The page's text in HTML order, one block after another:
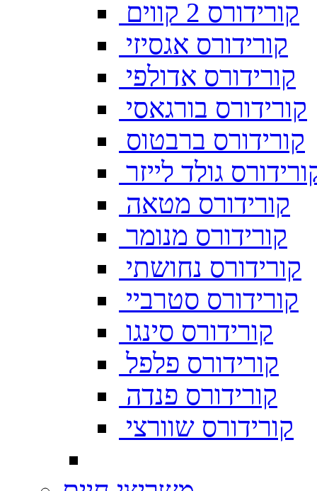
קורידורס 2 קווים
קורידורס אגסיזי
קורידורס אדולפי
קורידורס בורגאסי
קורידורס ברבטוס
גולד לייזר
קורידורס מטאה
קורידורס מנומר
קורידורס נחושתי
קורידורס סטרביי
קורידורס סינגו
קורידורס פלפל
קורידורס פנדה
קורידורס שוורצי